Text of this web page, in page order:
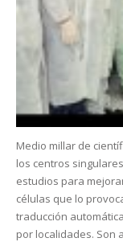
Medio millar de
los centros
estudios para
células que lo
traducción
por localidades. Son